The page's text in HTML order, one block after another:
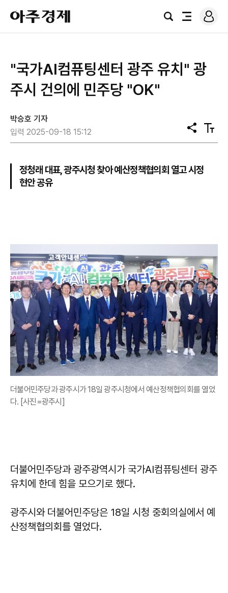
아
주
경
검
전
로
그
"국가AI컴퓨팅센터 광주 유치" 광
주시 건의에 민주당 "OK"
박승호 기자
입력 2025-09-18 15:12
공
유
텍
스
정청래 대표, 광주시청 찾아 예산정책협의회 열고 시정
현안 공유
더불어민주당과 광주시가 18일 광주시청에서 예산정책협의회를 열었
다. [사진=광주시]
더불어민주당과 광주광역시가 국가AI컴퓨팅센터 광주
유치에 한데 힘을 모으기로 했다.
광주시와 더불어민주당은 18일 시청 중회의실에서 예
산정책협의회를 열었다.